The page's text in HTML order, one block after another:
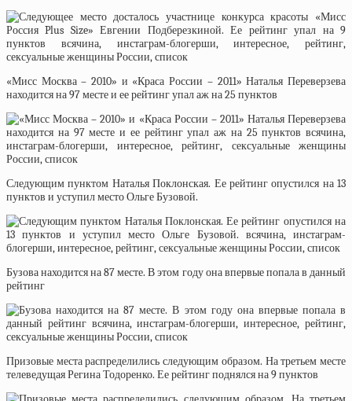
«Мисс Москва – 2010» и «Краса России – 2011» Наталья Переверзева
находится на 97 месте и ее рейтинг упал аж на 25 пунктов
Следующим пунктом Наталья Поклонская. Ее рейтинг опустился на 13
пунктов и уступил место Ольге Бузовой.
Бузова находится на 87 месте. В этом году она впервые попала в данный
рейтинг
Призовые места распределились следующим образом. На третьем месте
телеведущая Регина Тодоренко. Ее рейтинг поднялся на 9 пунктов